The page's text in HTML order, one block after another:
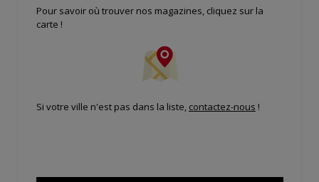
Pour savoir où trouver nos magazines, cliquez sur la
carte !
Si votre ville n'est pas dans la liste, contactez-nous !